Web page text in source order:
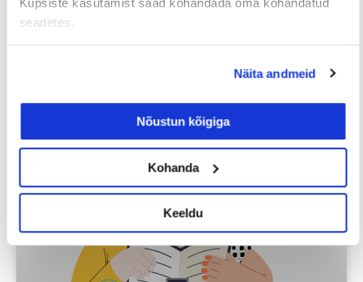
seadetes.
Näita andmeid
Nõustun kõigiga
Kohanda
Keeldu
Loe lisaks
Uuringud